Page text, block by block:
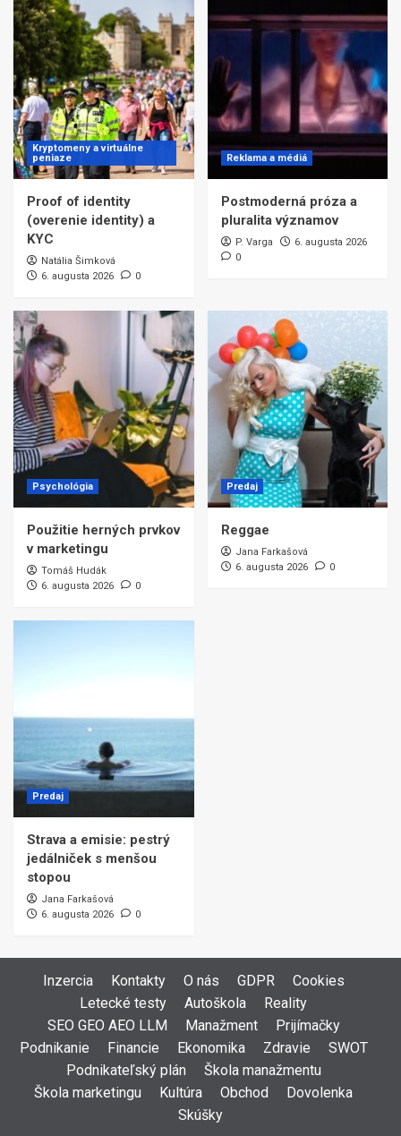
Kryptomeny a virtuálne
peniaze
Proof of identity
(overenie identity) a
KYC
Natália Šimková
6. augusta 2026
0
Reklama a médiá
Postmoderná próza a
pluralita významov
P. Varga
6. augusta 2026
0
Psychológia
Použitie herných prvkov
v marketingu
Tomáš Hudák
6. augusta 2026
0
Predaj
Reggae
Jana Farkašová
6. augusta 2026
0
Predaj
Strava a emisie: pestrý
jedálniček s menšou
stopou
Jana Farkašová
6. augusta 2026
0
Inzercia Kontakty O nás GDPR
Cookies
Letecké testy
Autoškola
Reality
SEO GEO AEO LLM
Manažment
Prijímačky
Podnikanie
Financie Ekonomika Zdravie
SWOT
Podnikateľský plán
Škola manažmentu
Škola marketingu
Kultúra Obchod
Dovolenka
Skúšky